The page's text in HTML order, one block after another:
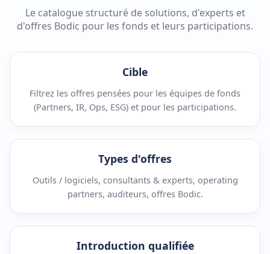
Le catalogue structuré de solutions, d'experts et
d'offres Bodic pour les fonds et leurs participations.
Cible
Filtrez les offres pensées pour les équipes de fonds
(Partners, IR, Ops, ESG) et pour les participations.
Types d'offres
Outils / logiciels, consultants & experts, operating
partners, auditeurs, offres Bodic.
Introduction qualifiée